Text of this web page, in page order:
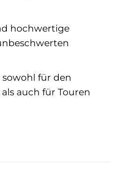
hochwertige
für den
auch für Touren